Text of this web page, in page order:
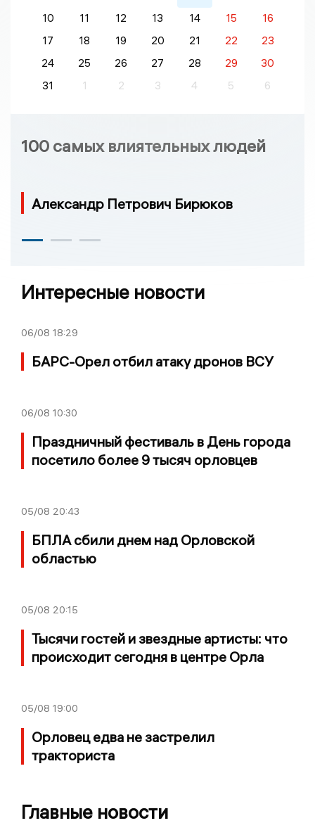
10
11 12 13 14 15
16
17
18 19 20 21 22
23
24
25 26 27 28 29
30
31
1 2 3 4 5 6
100 самых влиятельных людей
Александр Петрович Бирюков
Интересные новости
06/08 18:29
БАРС-Орел отбил атаку дронов ВСУ
06/08 10:30
Праздничный фестиваль в День города
посетило более 9 тысяч орловцев
05/08 20:43
БПЛА сбили днем над Орловской
областью
05/08 20:15
Тысячи гостей и звездные артисты: что
происходит сегодня в центре Орла
05/08 19:00
Орловец едва не застрелил
тракториста
Главные новости